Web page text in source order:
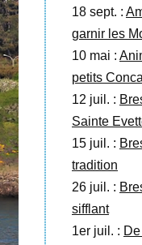
18 sept. :
garnir les
10 mai :
petits
12 juil. :
Sainte
15 juil. :
tradition
26 juil. :
sifflant
1er juil. :